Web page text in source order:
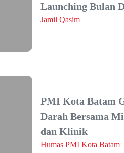
Launching Bulan
Jamil Qasim
PMI Kota Batam
Darah Bersama
dan Klinik
Humas PMI Kota Batam